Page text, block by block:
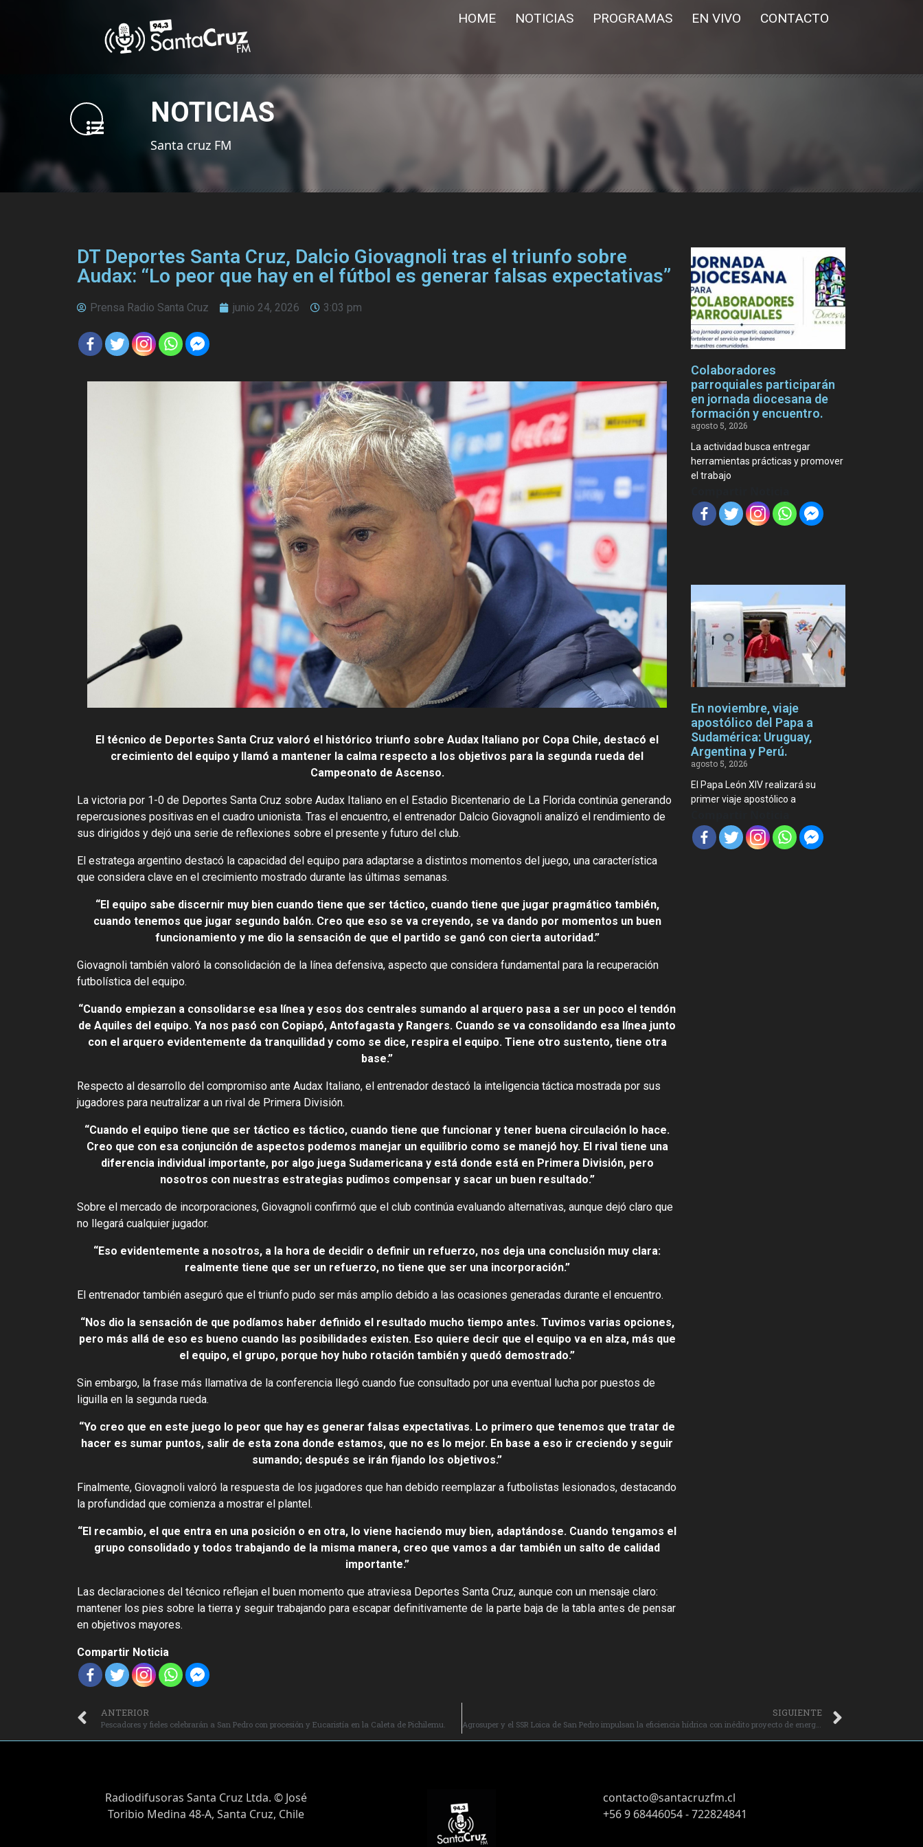
HOME NOTICIAS PROGRAMAS EN VIVO CONTACTO
NOTICIAS
Santa cruz FM
DT Deportes Santa Cruz, Dalcio Giovagnoli tras el triunfo sobre
Audax: “Lo peor que hay en el fútbol es generar falsas expectativas”
Prensa Radio Santa Cruz junio 24, 2026 3:03 pm
El técnico de Deportes Santa Cruz valoró el histórico triunfo sobre Audax Italiano por Copa Chile, destacó el
crecimiento del equipo y llamó a mantener la calma respecto a los objetivos para la segunda rueda del
Campeonato de Ascenso.
La victoria por 1-0 de Deportes Santa Cruz sobre Audax Italiano en el Estadio Bicentenario de La Florida continúa generando
repercusiones positivas en el cuadro unionista. Tras el encuentro, el entrenador Dalcio Giovagnoli analizó el rendimiento de
sus dirigidos y dejó una serie de reflexiones sobre el presente y futuro del club.
El estratega argentino destacó la capacidad del equipo para adaptarse a distintos momentos del juego, una característica
que considera clave en el crecimiento mostrado durante las últimas semanas.
“El equipo sabe discernir muy bien cuando tiene que ser táctico, cuando tiene que jugar pragmático también,
cuando tenemos que jugar segundo balón. Creo que eso se va creyendo, se va dando por momentos un buen
funcionamiento y me dio la sensación de que el partido se ganó con cierta autoridad.”
Giovagnoli también valoró la consolidación de la línea defensiva, aspecto que considera fundamental para la recuperación
futbolística del equipo.
“Cuando empiezan a consolidarse esa línea y esos dos centrales sumando al arquero pasa a ser un poco el tendón
de Aquiles del equipo. Ya nos pasó con Copiapó, Antofagasta y Rangers. Cuando se va consolidando esa línea junto
con el arquero evidentemente da tranquilidad y como se dice, respira el equipo. Tiene otro sustento, tiene otra
base.”
Respecto al desarrollo del compromiso ante Audax Italiano, el entrenador destacó la inteligencia táctica mostrada por sus
jugadores para neutralizar a un rival de Primera División.
“Cuando el equipo tiene que ser táctico es táctico, cuando tiene que funcionar y tener buena circulación lo hace.
Creo que con esa conjunción de aspectos podemos manejar un equilibrio como se manejó hoy. El rival tiene una
diferencia individual importante, por algo juega Sudamericana y está donde está en Primera División, pero
nosotros con nuestras estrategias pudimos compensar y sacar un buen resultado.”
Sobre el mercado de incorporaciones, Giovagnoli confirmó que el club continúa evaluando alternativas, aunque dejó claro que
no llegará cualquier jugador.
“Eso evidentemente a nosotros, a la hora de decidir o definir un refuerzo, nos deja una conclusión muy clara:
realmente tiene que ser un refuerzo, no tiene que ser una incorporación.”
El entrenador también aseguró que el triunfo pudo ser más amplio debido a las ocasiones generadas durante el encuentro.
“Nos dio la sensación de que podíamos haber definido el resultado mucho tiempo antes. Tuvimos varias opciones,
pero más allá de eso es bueno cuando las posibilidades existen. Eso quiere decir que el equipo va en alza, más que
el equipo, el grupo, porque hoy hubo rotación también y quedó demostrado.”
Sin embargo, la frase más llamativa de la conferencia llegó cuando fue consultado por una eventual lucha por puestos de
liguilla en la segunda rueda.
“Yo creo que en este juego lo peor que hay es generar falsas expectativas. Lo primero que tenemos que tratar de
hacer es sumar puntos, salir de esta zona donde estamos, que no es lo mejor. En base a eso ir creciendo y seguir
sumando; después se irán fijando los objetivos.”
Finalmente, Giovagnoli valoró la respuesta de los jugadores que han debido reemplazar a futbolistas lesionados, destacando
la profundidad que comienza a mostrar el plantel.
“El recambio, el que entra en una posición o en otra, lo viene haciendo muy bien, adaptándose. Cuando tengamos el
grupo consolidado y todos trabajando de la misma manera, creo que vamos a dar también un salto de calidad
importante.”
Las declaraciones del técnico reflejan el buen momento que atraviesa Deportes Santa Cruz, aunque con un mensaje claro:
mantener los pies sobre la tierra y seguir trabajando para escapar definitivamente de la parte baja de la tabla antes de pensar
en objetivos mayores.
Compartir Noticia
Colaboradores
parroquiales participarán
en jornada diocesana de
formación y encuentro.
agosto 5, 2026
La actividad busca entregar
herramientas prácticas y promover
el trabajo
En noviembre, viaje
apostólico del Papa a
Sudamérica: Uruguay,
Argentina y Perú.
agosto 5, 2026
El Papa León XIV realizará su
primer viaje apostólico a
ANTERIOR
Pescadores y fieles celebrarán a San Pedro con procesión y Eucaristía en la Caleta de Pichilemu.
SIGUIENTE
Agrosuper y el SSR Loica de San Pedro impulsan la eficiencia hídrica con inédito proyecto de energía fotovoltaica.
Radiodifusoras Santa Cruz Ltda. © José
Toribio Medina 48-A, Santa Cruz, Chile
contacto@santacruzfm.cl
+56 9 68446054 - 722824841